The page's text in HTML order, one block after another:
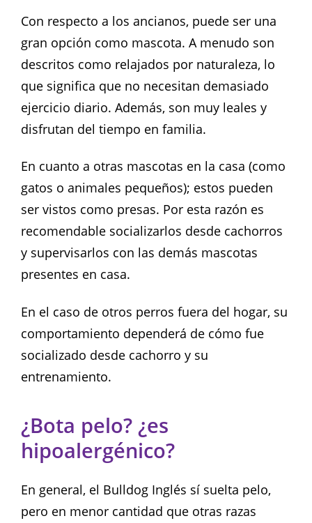
Con respecto a los ancianos, puede ser una
gran opción como mascota. A menudo son
descritos como relajados por naturaleza, lo
que significa que no necesitan demasiado
ejercicio diario. Además, son muy leales y
disfrutan del tiempo en familia.
En cuanto a otras mascotas en la casa (como
gatos o animales pequeños); estos pueden
ser vistos como presas. Por esta razón es
recomendable socializarlos desde cachorros
y supervisarlos con las demás mascotas
presentes en casa.
En el caso de otros perros fuera del hogar, su
comportamiento dependerá de cómo fue
socializado desde cachorro y su
entrenamiento.
¿Bota pelo? ¿es
hipoalergénico?
En general, el Bulldog Inglés sí suelta pelo,
pero en menor cantidad que otras razas